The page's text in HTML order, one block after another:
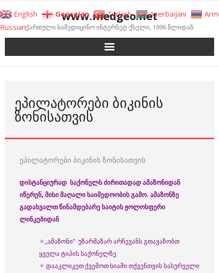
to
content
www.medgeo.net
ქართული სამედიცინო ინტერნეტ-ქსელი, 1996 წლიდან
ᲔᲞᲘᲚᲐᲢᲝᲠᲔᲑᲘ ᲑᲘᲙᲘᲜᲘᲡ
ᲖᲝᲜᲘᲡᲐᲗᲕᲘᲡ
ეპილატორები ბიკინის ზონისათვის
დისტანციურად საქონელს ძირითადად ამაზონიდან
იწერენ, მისი მაღალი საიმედოობის გამო. ამაზონზე
გადახვალთ წინამდებარე საიტის ჟოლოსფერი
ლინკებიდან
✧,,ამაზონი” უზარმაზარ არჩევანს გთავაზობთ
ყველა ტიპის საქონელზე
✧ დააკლიკეთ ქვემოთ სიაში თქვენთვის სასურველი
English Georgian Turkish Azerbaijani
Russian